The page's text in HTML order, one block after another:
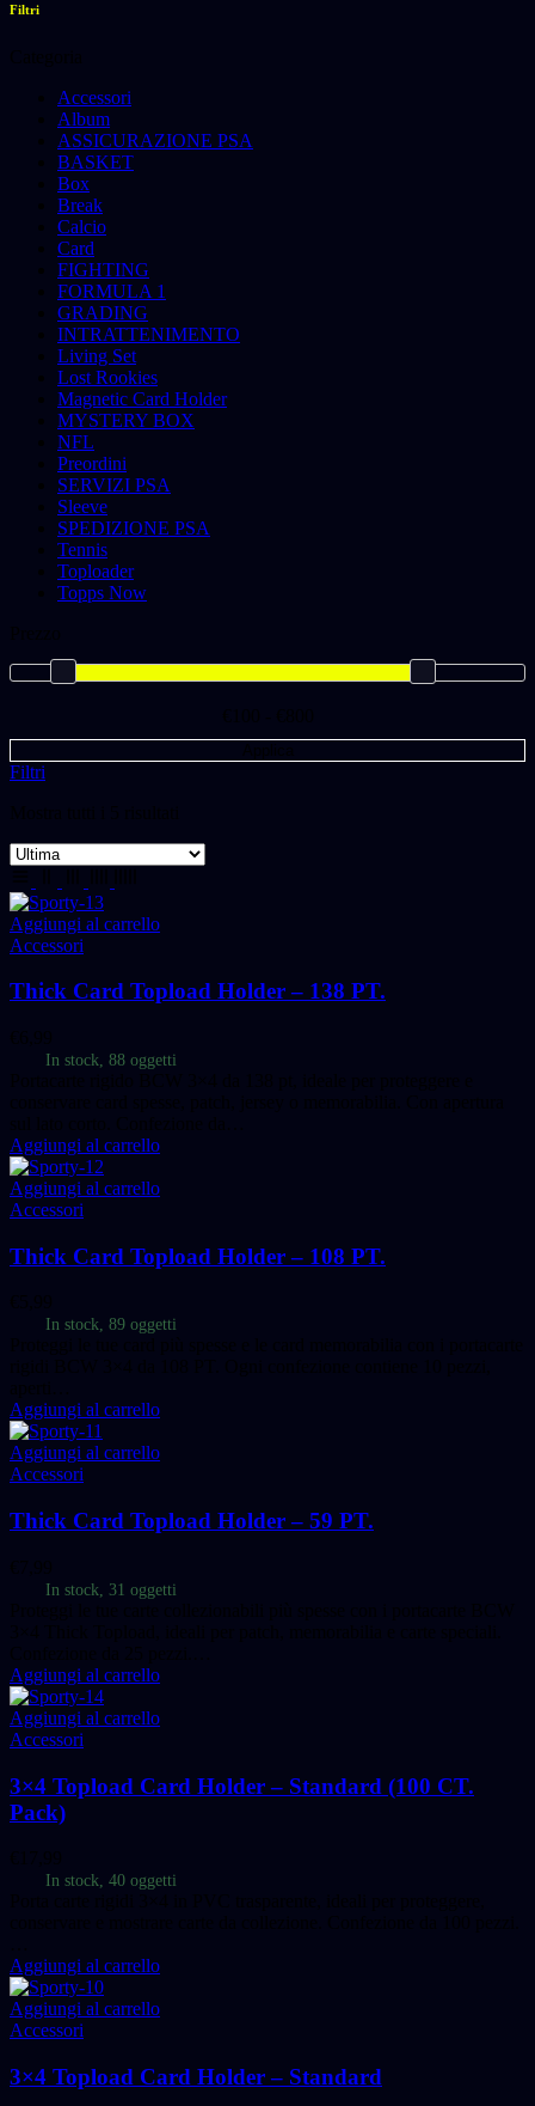
Filtri
Accessori
Album
ASSICURAZIONE PSA
BASKET
Box
Break
Calcio
Card
FIGHTING
FORMULA 1
GRADING
INTRATTENIMENTO
Living Set
Lost Rookies
Magnetic Card Holder
MYSTERY BOX
NFL
Preordini
SERVIZI PSA
Sleeve
SPEDIZIONE PSA
Tennis
Toploader
Topps Now
Filtri
Aggiungi al carrello
Accessori
Thick Card Topload Holder – 138 PT.
In stock, 88 oggetti
Aggiungi al carrello
Aggiungi al carrello
Accessori
Thick Card Topload Holder – 108 PT.
In stock, 89 oggetti
Aggiungi al carrello
Aggiungi al carrello
Accessori
Thick Card Topload Holder – 59 PT.
In stock, 31 oggetti
Aggiungi al carrello
Aggiungi al carrello
Accessori
3×4 Topload Card Holder – Standard (100 CT.
Pack)
In stock, 40 oggetti
Aggiungi al carrello
Aggiungi al carrello
Accessori
3×4 Topload Card Holder – Standard